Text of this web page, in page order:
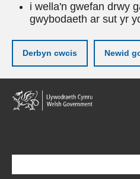
i wella'n gwefan drwy
gwybodaeth ar sut yr
Derbyn cwcis Newid
Neidio
i'r
prif